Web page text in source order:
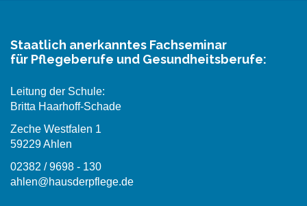
Staatlich anerkanntes Fachseminar
für Pflegeberufe und Gesundheitsberufe:
Leitung der Schule:
Britta Haarhoff-Schade
Zeche Westfalen 1
59229 Ahlen
02382 / 9698 - 130
ahlen@hausderpflege.de